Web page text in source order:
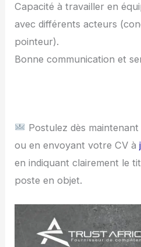
Capacité à travailler en
avec différents acteurs
pointeur).
Bonne communication et
Postulez dès
ou en envoyant votre CV à
en indiquant clairement le
poste en objet.